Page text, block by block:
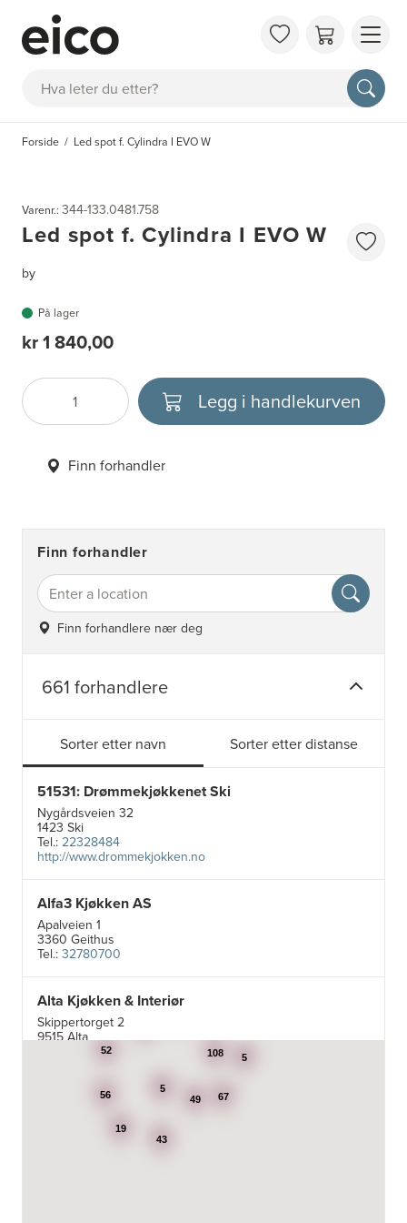
Søk
OM
FAQ
Forside Led spot f. Cylindra I EVO W
Varenr.: 344-133.0481.758
Led spot f. Cylindra I EVO W
by
På lager
kr 1 840,00
Antall
Velg enhet Legg i handlekurven
Finn forhandler
Finn forhandler
Finn forhandlere nær deg
661 forhandlere
Sorter etter navn Sorter etter distanse
51531: Drømmekjøkkenet Ski
Nygårdsveien 32
1423 Ski
Tel.:22328484
http://www.drommekjokken.no
Alfa3 Kjøkken AS
Apalveien 1
3360 Geithus
Tel.:32780700
Alta Kjøkken & Interiør
Skippertorget 2
9515 Alta
99007242
Aran Scandinavia AS
Stadsing. Dahls gt. 31A
7043 Trondheim
49
108
52
56 67
43
5
5
19